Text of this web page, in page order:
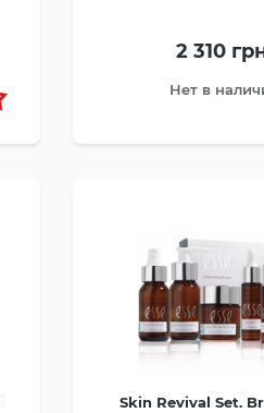
2 310
Нет в
Skin Revival Set.